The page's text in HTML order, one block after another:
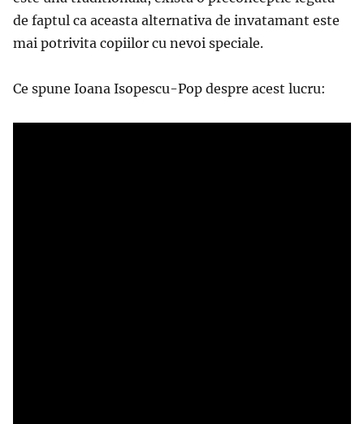
de faptul ca aceasta alternativa de invatamant este
mai potrivita copiilor cu nevoi speciale.
Ce spune Ioana Isopescu-Pop despre acest lucru: